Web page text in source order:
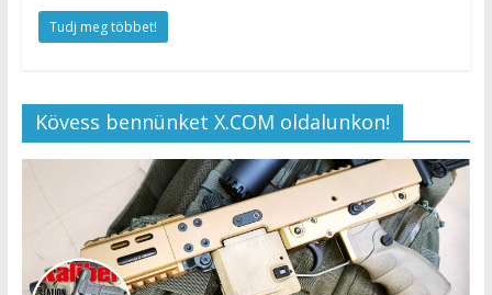
Tudj meg többet!
Kövess bennünket X.COM oldalunkon!